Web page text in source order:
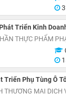
Triển Kinh
THỰC PHẨM
Triển Phụ Tùng Ô
THƯƠNG MẠI DỊCH